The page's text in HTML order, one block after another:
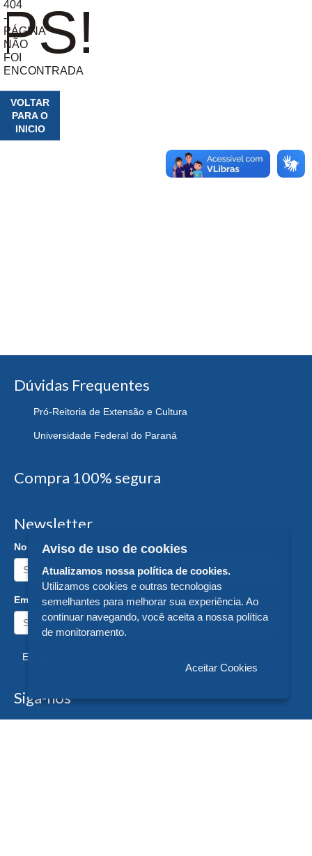
404
-
PÁGINA
NÃO
FOI
ENCONTRADA
VOLTAR
PARA O
INICIO
Dúvidas Frequentes
Pró-Reitoria de Extensão e Cultura
Universidade Federal do Paraná
Compra 100% segura
Newsletter
Nome:
Email:
Enviar
Siga-nos
Aviso de uso de cookies
Atualizamos nossa política de cookies.
Utilizamos cookies e outras tecnologias
semelhantes para melhorar sua experiência. Ao
continuar navegando, você aceita a nossa política
de monitoramento.
Aceitar Cookies